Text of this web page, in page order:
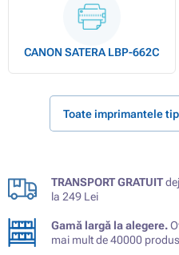
CANON SATERA LBP-662C
Toate imprimantele tip
TRANSPORT GRATUIT
la 249 Lei
Gamă largă la alegere.
mai mult de 40000